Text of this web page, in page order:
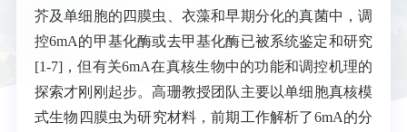
芥及单细胞的四膜虫、衣藻和早期分化的真菌中，调
控6mA的甲基化酶或去甲基化酶已被系统鉴定和研究
[1-7]，但有关6mA在真核生物中的功能和调控机理的
探索才刚刚起步。高珊教授团队主要以单细胞真核模
式生物四膜虫为研究材料，前期工作解析了6mA的分